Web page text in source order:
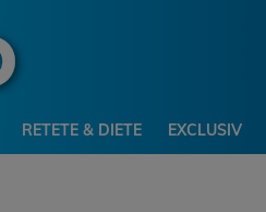
RETETE & DIETE EXCLUSIV